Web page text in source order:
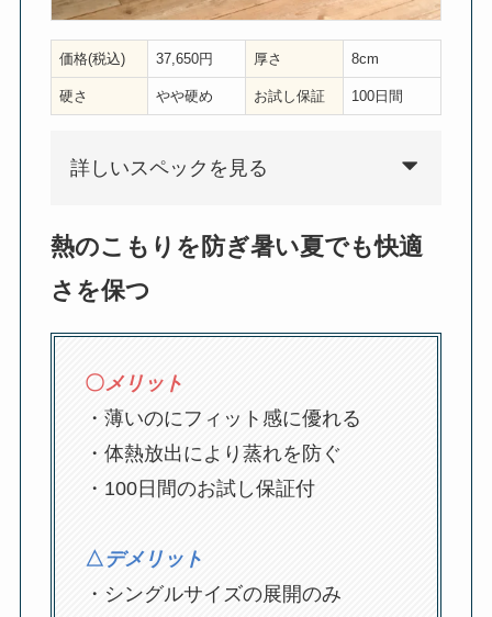
価格(税込) 37,650円 厚さ 8cm
硬さ やや硬め お試し保証 100日間
詳しいスペックを見る
熱のこもりを防ぎ暑い夏でも快適
さを保つ
〇メリット
・薄いのにフィット感に優れる
・体熱放出により蒸れを防ぐ
・100日間のお試し保証付
△デメリット
・シングルサイズの展開のみ